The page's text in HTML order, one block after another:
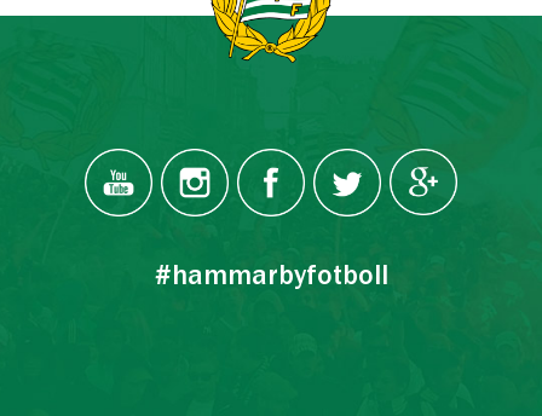
#hammarbyfotboll